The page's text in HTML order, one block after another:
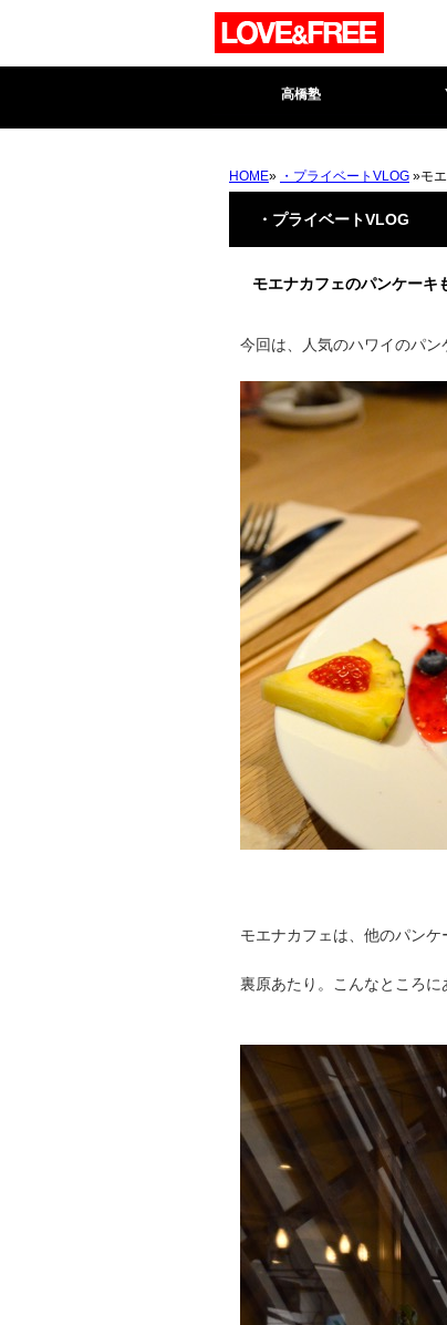
高橋塾
HOME» ・プライベートVLOG »モ
・プライベートVLOG
モエナカフェのパンケーキ
今回は、人気のハワイのパン
モエナカフェは、他のパンケ
裏原あたり。こんなところに